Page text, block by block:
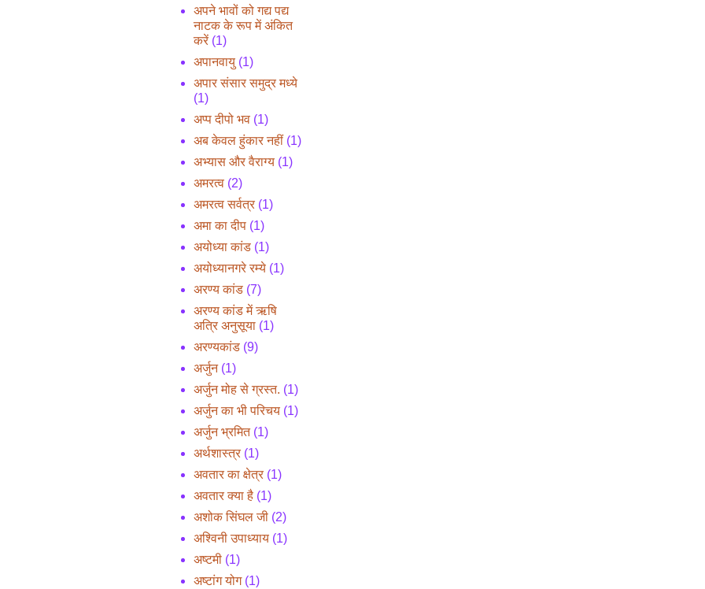
अपने भावों को गद्य पद्य
नाटक के रूप में अंकित
करें (1)
अपानवायु (1)
अपार संसार समुद्र मध्ये
(1)
अप्प दीपो भव (1)
अब केवल हुंकार नहीं (1)
अभ्यास और वैराग्य (1)
अमरत्व (2)
अमरत्व सर्वत्र (1)
अमा का दीप (1)
अयोध्या कांड (1)
अयोध्यानगरे रम्ये (1)
अरण्य कांड (7)
अरण्य कांड में ऋषि
अत्रि अनुसूया (1)
अरण्यकांड (9)
अर्जुन (1)
अर्जुन मोह से ग्रस्त. (1)
अर्जुन का भी परिचय (1)
अर्जुन भ्रमित (1)
अर्थशास्त्र (1)
अवतार का क्षेत्र (1)
अवतार क्या है (1)
अशोक सिंघल जी (2)
अश्विनी उपाध्याय (1)
अष्टमी (1)
अष्टांग योग (1)